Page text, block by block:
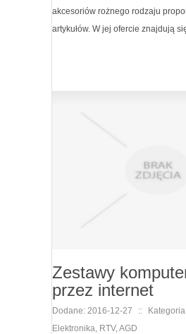
akcesoriów rożnego rodzaju
artykułów. W jej ofercie znajdują
Zestawy
przez internet
Dodane: 2016-12-27 ::
Elektronika, RTV, AGD